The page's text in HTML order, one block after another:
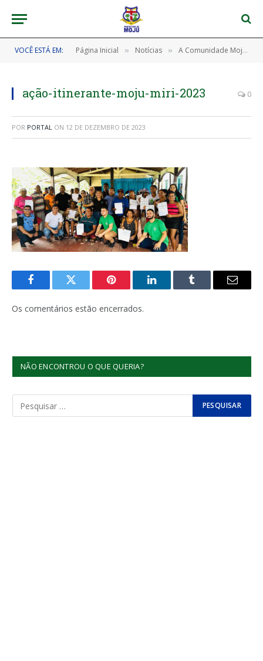
VOCÊ ESTÁ EM: Página Inicial » Notícias » A Comunidade Moju Miri recebe a ação itinerante da prefeitura.
ação-itinerante-moju-miri-2023 0
POR PORTAL ON 12 DE DEZEMBRO DE 2023
FacebookTwitter Pinterest LinkedInTumblr
E-
Os comentários estão encerrados.
NÃO ENCONTROU O QUE QUERIA?